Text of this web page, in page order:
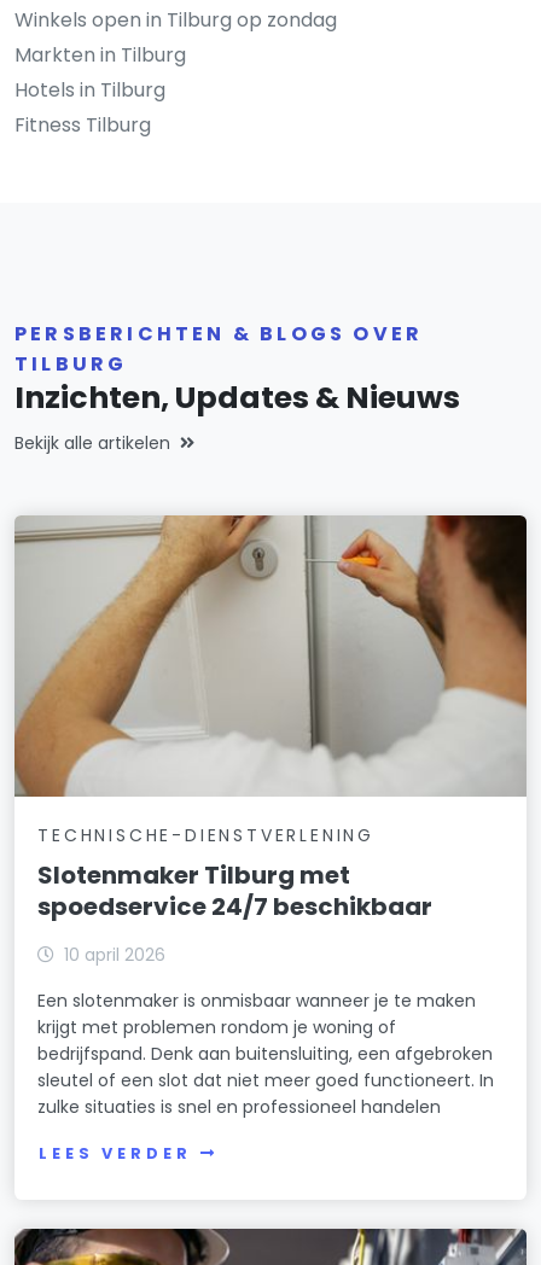
Winkels open in Tilburg op zondag
Markten in Tilburg
Hotels in Tilburg
Fitness Tilburg
PERSBERICHTEN & BLOGS OVER
TILBURG
Inzichten, Updates & Nieuws
Bekijk alle artikelen
TECHNISCHE-DIENSTVERLENING
Slotenmaker Tilburg met
spoedservice 24/7 beschikbaar
10 april 2026
Een slotenmaker is onmisbaar wanneer je te maken
krijgt met problemen rondom je woning of
bedrijfspand. Denk aan buitensluiting, een afgebroken
sleutel of een slot dat niet meer goed functioneert. In
zulke situaties is snel en professioneel handelen
LEES VERDER